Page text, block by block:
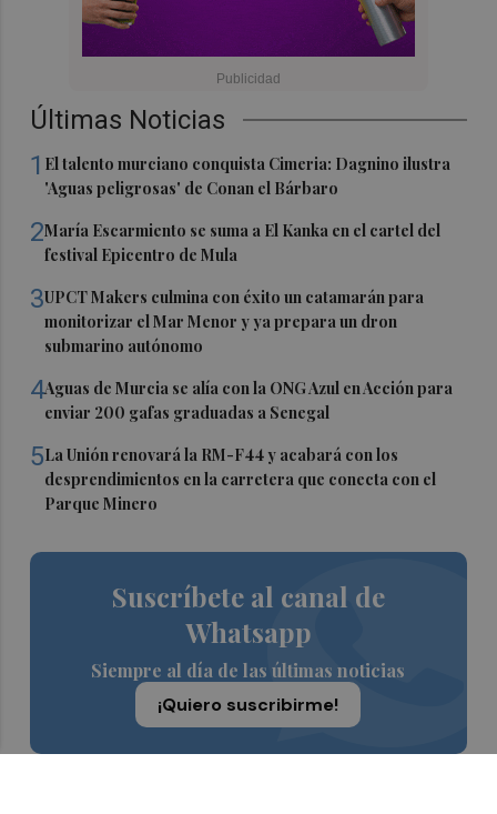
Últimas Noticias
1 El talento murciano conquista Cimeria: Dagnino ilustra
'Aguas peligrosas' de Conan el Bárbaro
2María Escarmiento se suma a El Kanka en el cartel del
festival Epicentro de Mula
3UPCT Makers culmina con éxito un catamarán para
monitorizar el Mar Menor y ya prepara un dron
submarino autónomo
4Aguas de Murcia se alía con la ONG Azul en Acción para
enviar 200 gafas graduadas a Senegal
5La Unión renovará la RM-F44 y acabará con los
desprendimientos en la carretera que conecta con el
Parque Minero
Suscríbete al canal de
Whatsapp
Siempre al día de las últimas noticias
¡Quiero suscribirme!